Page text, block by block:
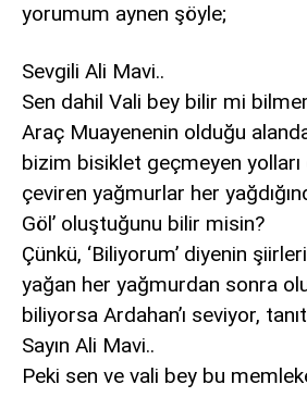
yorumum aynen şöyle;
Sevgili Ali Mavi..
Sen dahil Vali bey bilir mi
Araç Muayenenin olduğu
bizim bisiklet geçmeyen yolları
çeviren yağmurlar her
Göl’ oluştuğunu bilir misin?
Çünkü, ‘Biliyorum’ diyenin
yağan her yağmurdan sonra
biliyorsa Ardahan’ı seviyor,
Sayın Ali Mavi..
Peki sen ve vali bey bu